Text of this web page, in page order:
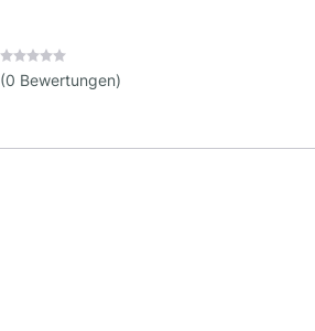
(0 Bewertungen)